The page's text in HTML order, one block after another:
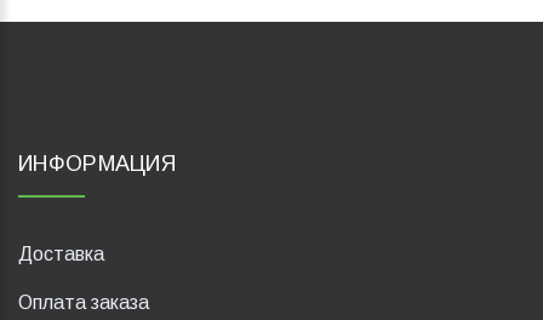
ИНФОРМАЦИЯ
Доставка
Оплата заказа